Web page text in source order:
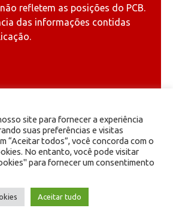
refletem as posições do PCB.
das informações contidas
site para fornecer a experiência
suas preferências e visitas
“Aceitar todos”, você concorda com o
No entanto, você pode visitar
para fornecer um consentimento
Aceitar tudo